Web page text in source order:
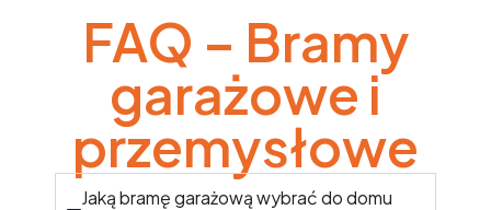
FAQ – Bramy
garażowe i
przemysłowe
Jaką bramę garażową wybrać do domu